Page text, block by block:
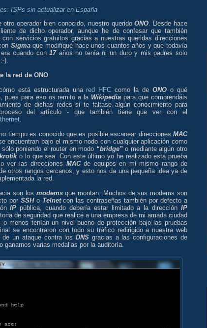
ISPs sin actualizar en España
otro operador bien conocido, nuestro queridoONO . Desde hace
de dicho operador, aunque he de confesar que también
servicios gratuitos gracias a nuestras queridas direcciones
Sigmaque modifiqué hace unos cuantos años y que todavía
cuando con17años no tenía ni un duro y mis padres solo
).
la red de ONO
está estructurada una red HFC como la deONO o qué
pues para eso os remito a la Wikipedia para que comprendáis
de dichas redes si te faltase algún conocimiento para
del artículo - que también tiene que ver con el
tiempo es conocido que es posible escanear direcciones MAC
encuentran bajo el mismo nodo con cualquier aplicación como
poniendo el router en modo “bridge”o mediante algún otro
o lo que sea. Con este último yo he realizado esta prueba
ver las direcciones MACde equipos en mi mismo rango de
otros rangos cercanos, y esto nos da una pequeña idea ya de
la red.
son los modemsque montan. Muchos de sus modems son
por SSHo Telnetcon las contraseñas también por defecto a
IP pública, cuando debería estar limitado a la direcciónIP
de seguridad que realicé a una empresa de mi amada ciudad
o menos tenían un nivel bueno de protección bajo las pruebas
se encontraron con todo su tráfico redirigido a nuestra web
de un ataque contra losDNS gracias a las configuraciones de
ganarnos varias medallas por la auditoría.